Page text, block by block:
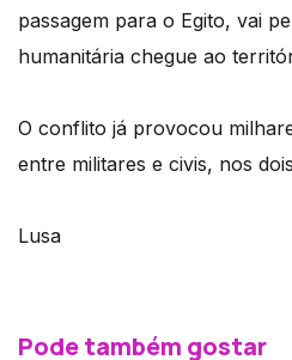
passagem para o Egito, vai
humanitária chegue ao
O conflito já provocou
entre militares e civis, nos
Lusa
Pode também gostar